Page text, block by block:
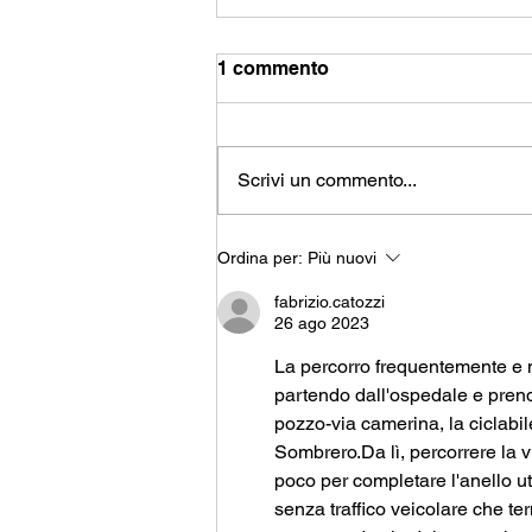
Giornata Mondiale della
Bicicletta: il 3 giugno con
Unife, Comune e FIAB
1 commento
Scrivi un commento...
Ordina per: Più nuovi
fabrizio.catozzi
26 ago 2023
La percorro frequentemente
partendo dall'ospedale e
pozzo-via camerina, la
Sombrero.Da lì, percorrere la
poco per completare l'anello
senza traffico veicolare che